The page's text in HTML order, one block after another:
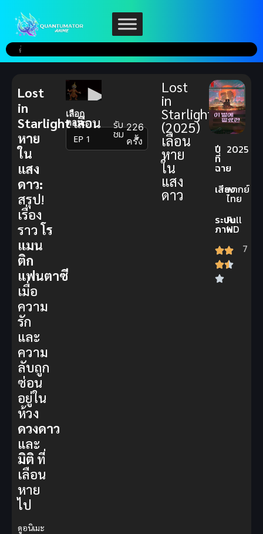
เลือก
ตอน:
▼
รับ
ชม 226
ครั้ง
Lost
in
Starlight
(2025)
เลือน
หาย
ใน
แสง
ดาว
ปี
ที่
ฉาย
2025
เสียงพากย์
ไทย
ระบบ
ภาพ
Full
HD
7
Lost
in
Starlight เลือน
หาย
ใน
แสง
ดาว:
สรุป!
เรื่อง
ราวโร
แมน
ติก
แฟนตาซี
เมื่อ
ความ
รัก
และ
ความ
ลับถูก
ซ่อน
อยู่ใน
ห้วง
ดวงดาว
และ
มิติ ที่
เลือน
หาย
ไป
ดูอนิเมะ